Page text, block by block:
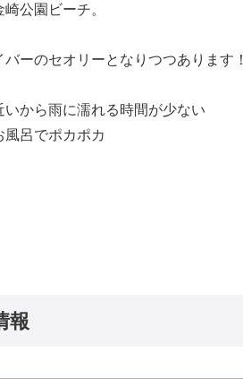
公園ビーチ。
ーのセオリーとなりつつあります！
から雨に濡れる時間が少ない
風呂でポカポカ
報